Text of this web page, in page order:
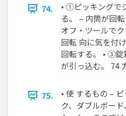
74.
• ①ピッキングで
る。 – 内筒が回
オフ・ツールで
回転 向に気を付
回転する。 • ③錠
が引っ込む。 74
75.
• 使 するもの –
ク、ダブルボー